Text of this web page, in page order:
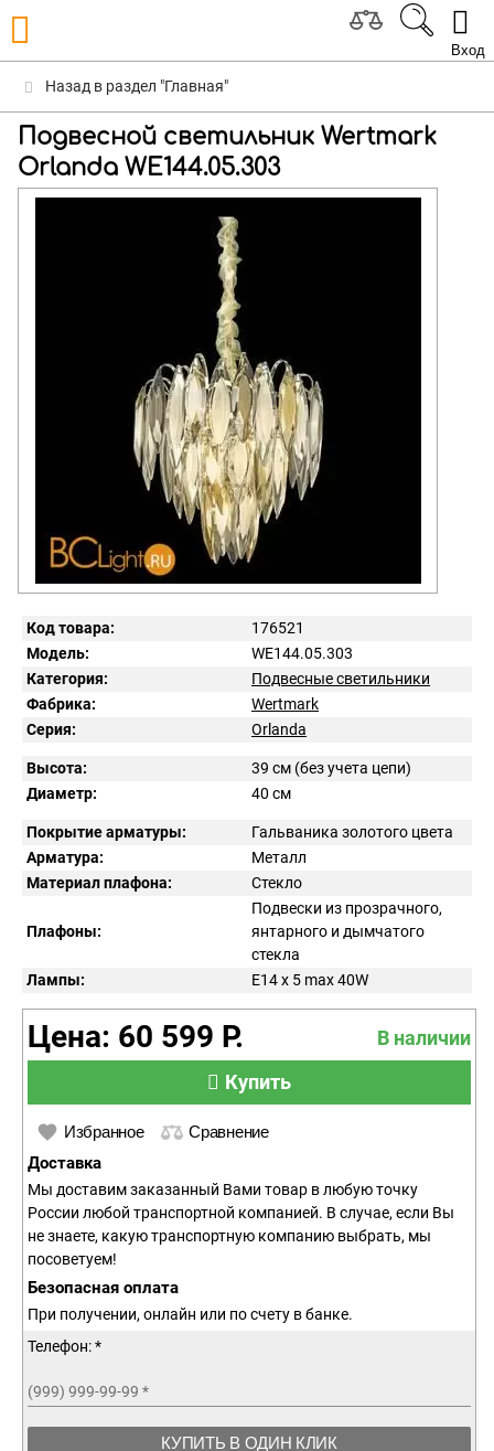
Вход
Назад в раздел "Главная"
Подвесной светильник Wertmark
Orlanda WE144.05.303
Код товара:
176521
Модель:
WE144.05.303
Категория:
Подвесные светильники
Фабрика:
Wertmark
Серия:
Orlanda
Высота:
39 см (без учета цепи)
Диаметр:
40 см
Покрытие арматуры:
Гальваника золотого цвета
Арматура:
Металл
Материал плафона:
Стекло
Плафоны:
Подвески из прозрачного,
янтарного и дымчатого
стекла
Лампы:
E14 x 5 max 40W
Цена: 60 599 Р.
В наличии
Купить
Избранное Сравнение
Доставка
Мы доставим заказанный Вами товар в любую точку
России любой транспортной компанией. В случае, если Вы
не знаете, какую транспортную компанию выбрать, мы
посоветуем!
Безопасная оплата
При получении, онлайн или по счету в банке.
Телефон: *
(999) 999-99-99 *
КУПИТЬ В ОДИН КЛИК